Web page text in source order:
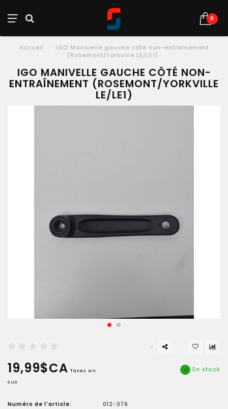
0
Accueil
IGO Manivelle gauche côté non-entraînement
(Rosemont/Yorkville LE/LE1)
IGO MANIVELLE GAUCHE CÔTÉ NON-
ENTRAÎNEMENT (ROSEMONT/YORKVILLE
LE/LE1)
19,99$CA Taxes en
sus
En stock
Numéro de l'article:
012-076